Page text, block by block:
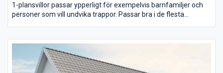
1-plansvillor passar ypperligt för exempelvis barnfamiljer och
personer som vill undvika trappor. Passar bra i de flesta